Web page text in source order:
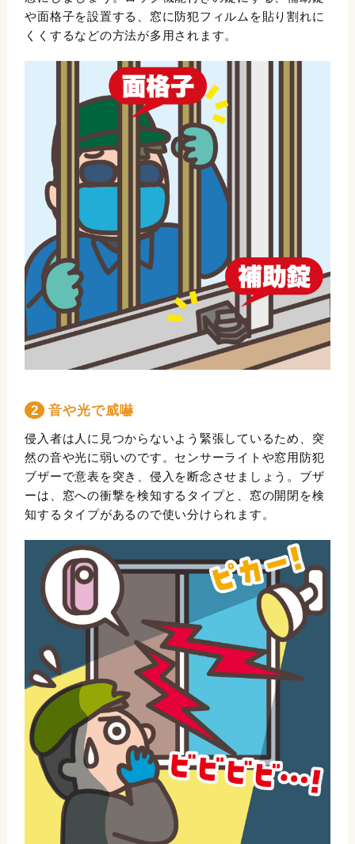
や面格子を設置する、窓に防犯フィルムを貼り割れに
くくするなどの方法が多用されます。
2 音や光で威嚇
侵入者は人に見つからないよう緊張しているため、突
然の音や光に弱いのです。センサーライトや窓用防犯
ブザーで意表を突き、侵入を断念させましょう。ブザ
ーは、窓への衝撃を検知するタイプと、窓の開閉を検
知するタイプがあるので使い分けられます。